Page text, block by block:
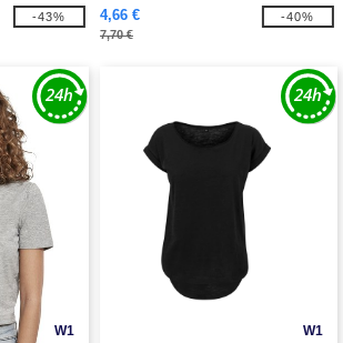
-43%
4,66 €
7,70 €
-40%
W1 W1